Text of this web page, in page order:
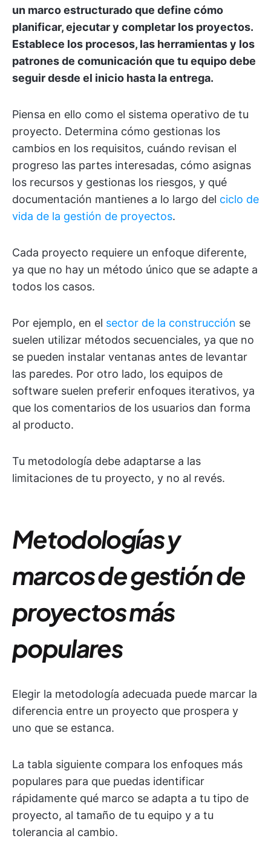
un marco estructurado que define cómo
planificar, ejecutar y completar los proyectos.
Establece los procesos, las herramientas y los
patrones de comunicación que tu equipo debe
seguir desde el inicio hasta la entrega.
Piensa en ello como el sistema operativo de tu
proyecto. Determina cómo gestionas los
cambios en los requisitos, cuándo revisan el
progreso las partes interesadas, cómo asignas
los recursos y gestionas los riesgos, y qué
documentación mantienes a lo largo del ciclo de
vida de la gestión de proyectos.
Cada proyecto requiere un enfoque diferente,
ya que no hay un método único que se adapte a
todos los casos.
Por ejemplo, en el sector de la construcción se
suelen utilizar métodos secuenciales, ya que no
se pueden instalar ventanas antes de levantar
las paredes. Por otro lado, los equipos de
software suelen preferir enfoques iterativos, ya
que los comentarios de los usuarios dan forma
al producto.
Tu metodología debe adaptarse a las
limitaciones de tu proyecto, y no al revés.
Metodologías y
marcos de gestión de
proyectos más
populares
Elegir la metodología adecuada puede marcar la
diferencia entre un proyecto que prospera y
uno que se estanca.
La tabla siguiente compara los enfoques más
populares para que puedas identificar
rápidamente qué marco se adapta a tu tipo de
proyecto, al tamaño de tu equipo y a tu
tolerancia al cambio.